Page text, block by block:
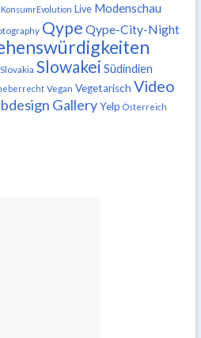
KonsumrEvolution Live Modenschau
Qype Qype-City-Night
Slovakia Slowakei Südindien
Vegan Vegetarisch Video
Gallery Yelp Österreich